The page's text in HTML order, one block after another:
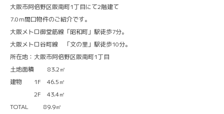
大阪市阿倍野区阪南町1丁目にて2階建て
7.0ｍ間口物件のご紹介です。
大阪メトロ御堂筋線「昭和町」駅徒歩7分。
大阪メトロ谷町線 「文の里」駅徒歩10分。
所在地：大阪市阿倍野区阪南町1丁目
土地面積 83.2㎡
建物 1F 46.5㎡
2F 43.4㎡
TOTAL 89.9㎡